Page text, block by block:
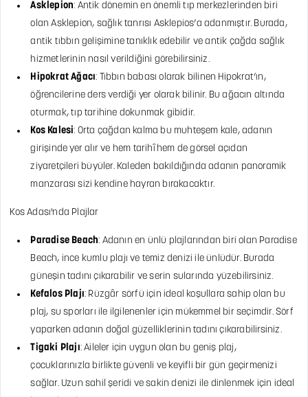
Asklepion: Antik dönemin en önemli tıp merkezlerinden biri
olan Asklepion, sağlık tanrısı Asklepios’a adanmıştır. Burada,
antik tıbbın gelişimine tanıklık edebilir ve antik çağda sağlık
hizmetlerinin nasıl verildiğini görebilirsiniz.
Hipokrat Ağacı: Tıbbın babası olarak bilinen Hipokrat’ın,
öğrencilerine ders verdiği yer olarak bilinir. Bu ağacın altında
oturmak, tıp tarihine dokunmak gibidir.
Kos Kalesi: Orta çağdan kalma bu muhteşem kale, adanın
girişinde yer alır ve hem tarihî hem de görsel açıdan
ziyaretçileri büyüler. Kaleden bakıldığında adanın panoramik
manzarası sizi kendine hayran bırakacaktır.
Kos Adası'nda Plajlar
Paradise Beach: Adanın en ünlü plajlarından biri olan Paradise
Beach, ince kumlu plajı ve temiz denizi ile ünlüdür. Burada
güneşin tadını çıkarabilir ve serin sularında yüzebilirsiniz.
Kefalos Plajı: Rüzgâr sörfü için ideal koşullara sahip olan bu
plaj, su sporları ile ilgilenenler için mükemmel bir seçimdir. Sörf
yaparken adanın doğal güzelliklerinin tadını çıkarabilirsiniz.
Tigaki Plajı: Aileler için uygun olan bu geniş plaj,
çocuklarınızla birlikte güvenli ve keyifli bir gün geçirmenizi
sağlar. Uzun sahil şeridi ve sakin denizi ile dinlenmek için ideal